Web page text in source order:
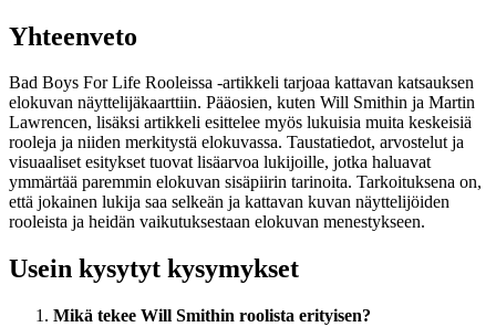
Yhteenveto
Bad Boys For Life Rooleissa -artikkeli tarjoaa kattavan katsauksen
elokuvan näyttelijäkaarttiin. Pääosien, kuten Will Smithin ja Martin
Lawrencen, lisäksi artikkeli esittelee myös lukuisia muita keskeisiä
rooleja ja niiden merkitystä elokuvassa. Taustatiedot, arvostelut ja
visuaaliset esitykset tuovat lisäarvoa lukijoille, jotka haluavat
ymmärtää paremmin elokuvan sisäpiirin tarinoita. Tarkoituksena on,
että jokainen lukija saa selkeän ja kattavan kuvan näyttelijöiden
rooleista ja heidän vaikutuksestaan elokuvan menestykseen.
Usein kysytyt kysymykset
Mikä tekee Will Smithin roolista erityisen?